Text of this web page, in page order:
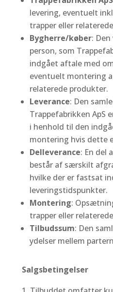
levering, eventuelt
trapper eller
Bygherre/køber:
person, som
indgået aftale med
eventuelt montering
relaterede produkter.
Leverance: Den
Trappefabrikken ApS
i henhold til den
montering hvis dette
Delleverance: En del
består af særskilt
hvilke der er fastsat
leveringstidspunkter.
Montering:
trapper eller
Tilbudssum: Den
ydelser mellem
Salgsbetingelser